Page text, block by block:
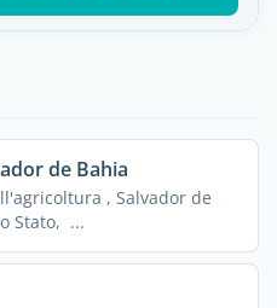
de Bahia
, Salvador de
Stato, ...